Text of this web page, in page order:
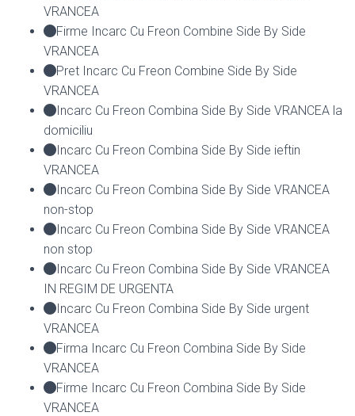
VRANCEA
Firme Incarc Cu Freon Combine Side By Side
VRANCEA
Pret Incarc Cu Freon Combine Side By Side
VRANCEA
Incarc Cu Freon Combina Side By Side VRANCEA la
domiciliu
Incarc Cu Freon Combina Side By Side ieftin
VRANCEA
Incarc Cu Freon Combina Side By Side VRANCEA
non-stop
Incarc Cu Freon Combina Side By Side VRANCEA
non stop
Incarc Cu Freon Combina Side By Side VRANCEA
IN REGIM DE URGENTA
Incarc Cu Freon Combina Side By Side urgent
VRANCEA
Firma Incarc Cu Freon Combina Side By Side
VRANCEA
Firme Incarc Cu Freon Combina Side By Side
VRANCEA